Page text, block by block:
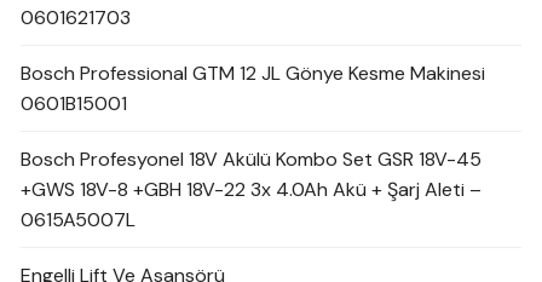
0601621703
Bosch Professional GTM 12 JL Gönye Kesme Makinesi
0601B15001
Bosch Profesyonel 18V Akülü Kombo Set GSR 18V-45
+GWS 18V-8 +GBH 18V-22 3x 4.0Ah Akü + Şarj Aleti –
0615A5007L
Engelli Lift Ve Asansörü